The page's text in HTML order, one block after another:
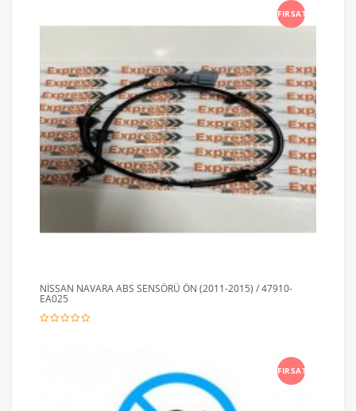
FIRSAT
NİSSAN NAVARA ABS SENSÖRÜ ÖN (2011-2015) / 47910-
EA025
FIRSAT